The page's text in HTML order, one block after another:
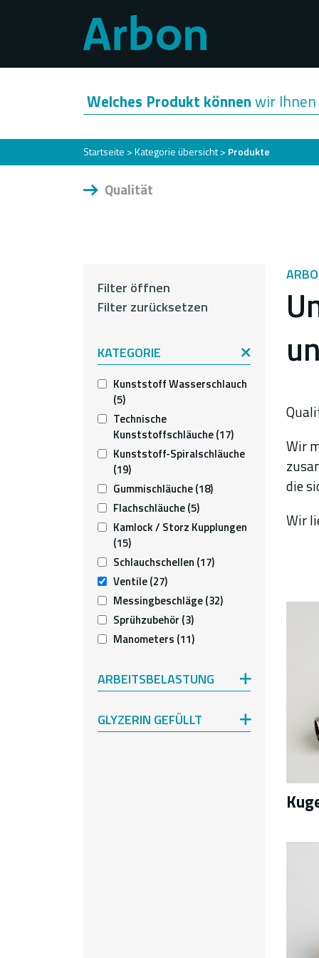
Welches Produkt könnenwir
Pfadnavigation
Startseite Kategorie übersicht Produkte
Qualität
Filter öffnen
Filter zurücksetzen
KATEGORIE
Kunststoff Wasserschlauch
(5)
Technische
Kunststoffschläuche(17)
Kunststoff-Spiralschläuche
(19)
Gummischläuche(18)
Flachschläuche(5)
Kamlock / Storz Kupplungen
(15)
Schlauchschellen (17)
Ventile(27)
Messingbeschläge(32)
Sprühzubehör (3)
Manometers (11)
ARBEITSBELASTUNG
GLYZERIN GEFÜLLT
Wir
die
Wir